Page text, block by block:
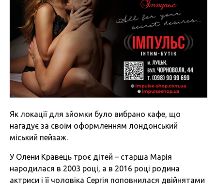
Як локації для зйомки було вибрано кафе, що
нагадує за своїм оформленням лондонський
міський пейзаж.
У Олени Кравець троє дітей – старша Марія
народилася в 2003 році, а в 2016 році родина
актриси і її чоловіка Сергія поповнилася двійнятами